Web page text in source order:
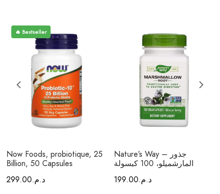
🔥 Bestseller
Now Foods, probiotique, 25
Billion, 50 Capsules
د.م.299.00
Nature’s Way – جذور
المارشميلو، 100 كبسولة
د.م.199.00